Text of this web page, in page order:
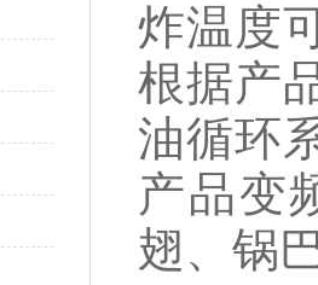
炸温度
根据产
油循环
产品变
翅、锅